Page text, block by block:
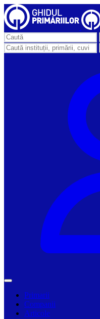
Primarii
Companii
Articole